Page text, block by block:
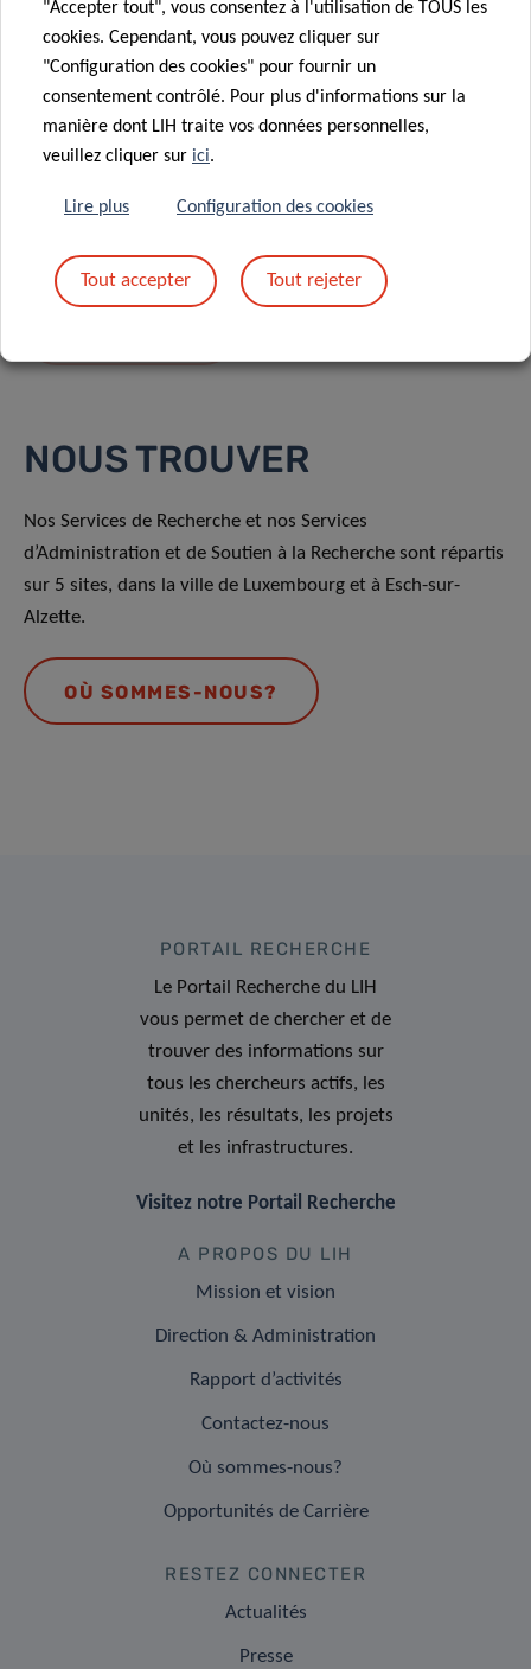
En envoyant votre message, vous acceptez
NOUS TROUVER
Nos Services de Recherche et nos Services
d’Administration et de Soutien à la Recherche sont répartis
sur 5 sites, dans la ville de Luxembourg et à Esch-sur-
Alzette.
OÙ SOMMES-NOUS?
PORTAIL RECHERCHE
Le Portail Recherche du LIH
vous permet de chercher et de
trouver des informations sur
tous les chercheurs actifs, les
unités, les résultats, les projets
et les infrastructures.
Visitez notre Portail Recherche
A PROPOS DU LIH
Mission et vision
Direction & Administration
Rapport d’activités
Contactez-nous
Où sommes-nous?
Opportunités de Carrière
RESTEZ CONNECTER
Actualités
Presse
"Accepter tout", vous consentez à l'utilisation de TOUS les
cookies. Cependant, vous pouvez cliquer sur
"Configuration des cookies" pour fournir un
consentement contrôlé. Pour plus d'informations sur la
manière dont LIH traite vos données personnelles,
veuillez cliquer sur ici.
Lire plus Configuration des cookies
Tout accepter Tout rejeter